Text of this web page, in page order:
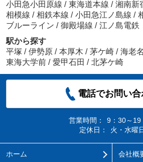
小田急小田原線 / 東海道本線 / 湘南新
相模線 / 相鉄本線 / 小田急江ノ島線 /
ブルーライン / 御殿場線 / 江ノ島電鉄
駅から探す
平塚 / 伊勢原 / 本厚木 / 茅ケ崎 / 海老名
東海大学前 / 愛甲石田 / 北茅ケ崎
電話でお問い
営業時間：
9：30～19
定休日：
火・水曜
ホーム 会社概